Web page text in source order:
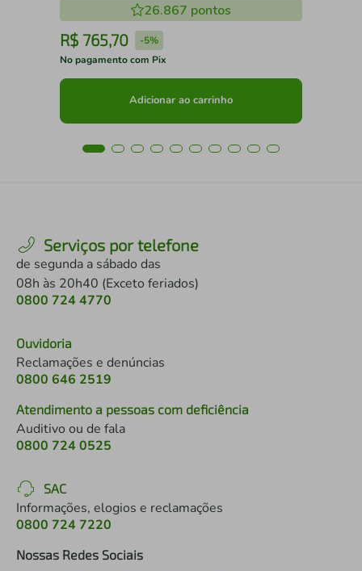
26.867 pontos
R$ 765,70 -5%
No pagamento com Pix
Adicionar ao carrinho
Serviços por telefone
de segunda a sábado das
08h às 20h40 (Exceto feriados)
0800 724 4770
Ouvidoria
Reclamações e denúncias
0800 646 2519
Atendimento a pessoas com deficiência
Auditivo ou de fala
0800 724 0525
SAC
Informações, elogios e reclamações
0800 724 7220
Nossas Redes Sociais